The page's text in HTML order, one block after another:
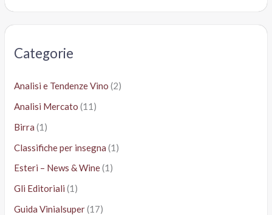
Categorie
Analisi e Tendenze Vino (2)
Analisi Mercato (11)
Birra (1)
Classifiche per insegna (1)
Esteri – News & Wine(1)
Gli Editoriali (1)
Guida Vinialsuper(17)